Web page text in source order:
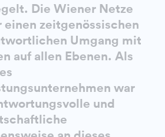
Die Wiener Netze
einen zeitgenössischen
Umgang mit
auf allen Ebenen. Als
war
und